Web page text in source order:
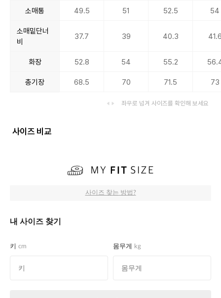
소매통 49.5 51 52.5 54
소매밑단너
비
37.7 39 40.3
화장 52.8 54 55.2
총기장 68.5 70 71.5 73
좌우로 넘겨 사이즈를 확인해 보세요
사이즈 비교